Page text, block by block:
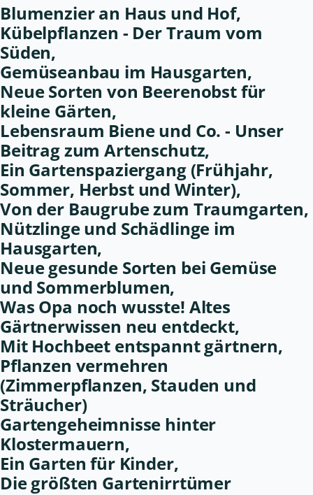
Blumenzier an Haus und Hof,
Kübelpflanzen - Der Traum vom
Süden,
Gemüseanbau im Hausgarten,
Neue Sorten von Beerenobst für
kleine Gärten,
Lebensraum Biene und Co. - Unser
Beitrag zum Artenschutz,
Ein Gartenspaziergang (Frühjahr,
Sommer, Herbst und Winter),
Von der Baugrube zum Traumgarten,
Nützlinge und Schädlinge im
Hausgarten,
Neue gesunde Sorten bei Gemüse
und Sommerblumen,
Was Opa noch wusste! Altes
Gärtnerwissen neu entdeckt,
Mit Hochbeet entspannt gärtnern,
Pflanzen vermehren
(Zimmerpflanzen, Stauden und
Sträucher)
Gartengeheimnisse hinter
Klostermauern,
Ein Garten für Kinder,
Die größten Gartenirrtümer